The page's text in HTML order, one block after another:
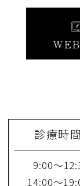
診療時間
9:00～
14:00～